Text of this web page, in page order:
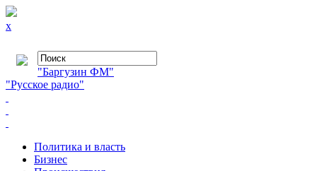
x
"Баргузин ФМ"
"Русское радио"
Политика и власть
Бизнес